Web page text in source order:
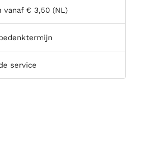
vanaf € 3,50 (NL)
service